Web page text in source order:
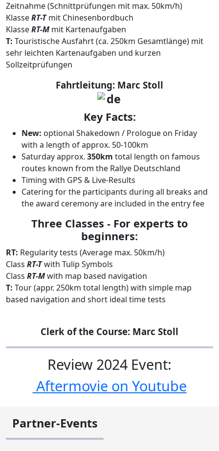
Zeitnahme (Schnittprüfungen mit max. 50km/h)
KlasseRT-Tmit Chinesenbordbuch
KlasseRT-M mit Kartenaufgaben
T: Touristische Ausfahrt (ca. 250km Gesamtlänge) mit
sehr leichten Kartenaufgaben und kurzen
Sollzeitprüfungen
Fahrtleitung: Marc Stoll
Key Facts:
New: optional Shakedown / Prologue on Friday
with a length of approx. 50-100km
Saturday approx. 350km total length on famous
routes known from the Rallye Deutschland
Timing with GPS & Live-Results
Catering for the participants during all breaks and
the award ceremony are included in the entry fee
Three Classes - For experts to
beginners:
RT: Regularity tests (Average max. 50km/h)
Class RT-Twith Tulip Symbols
Class RT-Mwith map based navigation
T: Tour (appr. 250km total length) with simple map
based navigation and short ideal time tests
Clerk of the Course: Marc Stoll
Review 2024 Event:
Aftermovie on Youtube
Partner-Events